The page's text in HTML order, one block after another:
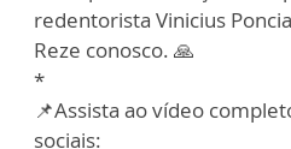
redentorista Vinicius
Reze conosco. 🙏
*
📌Assista ao vídeo
sociais: